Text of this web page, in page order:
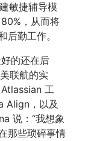
敏捷辅导模
，从而将
后勤工作。
的还在后
联航的实
工
Align，以及
说：“我想象
那些琐碎事情